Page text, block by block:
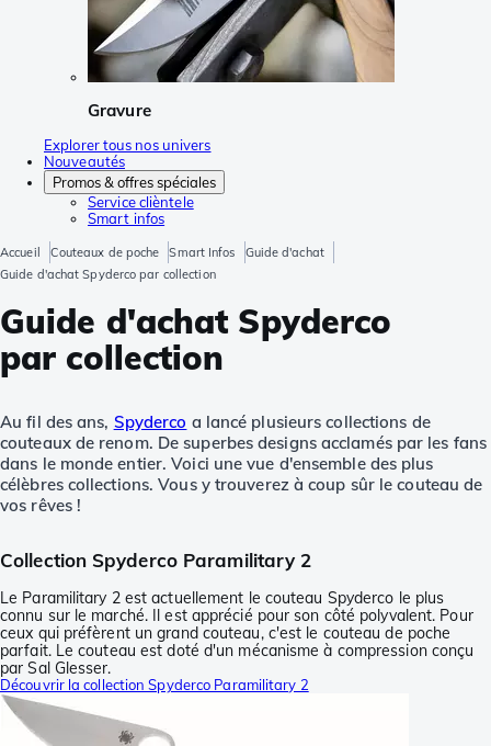
Gravure
Explorer tous nos univers
Nouveautés
Promos & offres spéciales
Service clièntele
Smart infos
Accueil Couteaux de poche Smart Infos
Guide d'achat
Guide d'achat Spyderco par collection
Guide d'achat Spyderco
par collection
Au fil des ans, Spyderco a lancé plusieurs collections de
couteaux de renom. De superbes designs acclamés par les fans
dans le monde entier. Voici une vue d'ensemble des plus
célèbres collections. Vous y trouverez à coup sûr le couteau de
vos rêves !
Collection Spyderco Paramilitary 2
Le Paramilitary 2 est actuellement le couteau Spyderco le plus
connu sur le marché. Il est apprécié pour son côté polyvalent. Pour
ceux qui préfèrent un grand couteau, c'est le couteau de poche
parfait. Le couteau est doté d'un mécanisme à compression conçu
par Sal Glesser.
Découvrir la collection Spyderco Paramilitary 2